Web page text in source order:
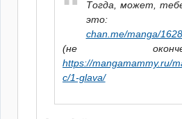
Тогда, может,
chan.me/manga/
(не
https://mangamammy.ru/
c/1-glava/